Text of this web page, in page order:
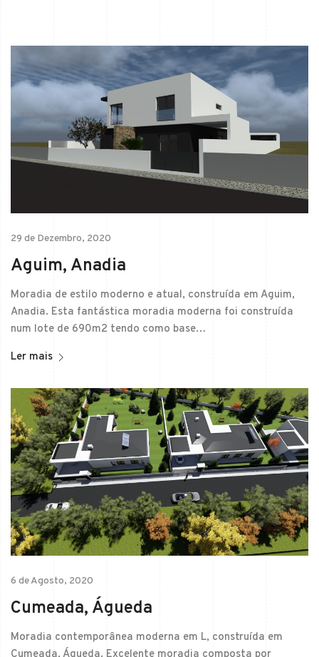
29 de Dezembro, 2020
Aguim, Anadia
Moradia de estilo moderno e atual, construída em Aguim,
Anadia. Esta fantástica moradia moderna foi construída
num lote de 690m2 tendo como base…
Ler mais
6 de Agosto, 2020
Cumeada, Águeda
Moradia contemporânea moderna em L, construída em